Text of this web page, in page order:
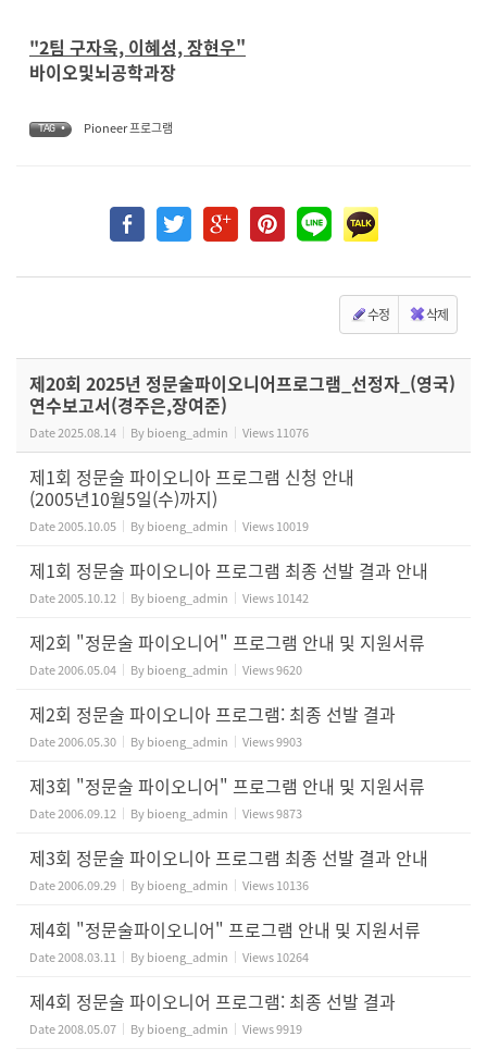
"2팀 구자욱, 이혜성, 장현우"
바이오및뇌공학과장
TAG • Pioneer 프로그램
수정 삭제
제20회 2025년 정문술파이오니어프로그램_선정자_(영국)
연수보고서(경주은,장여준)
Date2025.08.14 Bybioeng_admin Views11076
제1회 정문술 파이오니아 프로그램 신청 안내
(2005년10월5일(수)까지)
Date2005.10.05 Bybioeng_admin Views10019
제1회 정문술 파이오니아 프로그램 최종 선발 결과 안내
Date2005.10.12 Bybioeng_admin Views10142
제2회 "정문술 파이오니어" 프로그램 안내 및 지원서류
Date2006.05.04 Bybioeng_admin Views9620
제2회 정문술 파이오니아 프로그램: 최종 선발 결과
Date2006.05.30 Bybioeng_admin Views9903
제3회 "정문술 파이오니어" 프로그램 안내 및 지원서류
Date2006.09.12 Bybioeng_admin Views9873
제3회 정문술 파이오니아 프로그램 최종 선발 결과 안내
Date2006.09.29 Bybioeng_admin Views10136
제4회 "정문술파이오니어" 프로그램 안내 및 지원서류
Date2008.03.11 Bybioeng_admin Views10264
제4회 정문술 파이오니어 프로그램: 최종 선발 결과
Date2008.05.07 Bybioeng_admin Views9919